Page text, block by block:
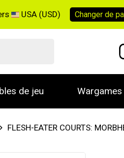
USA (USD) Changer de
de jeu
FLESH-EATER COURTS: